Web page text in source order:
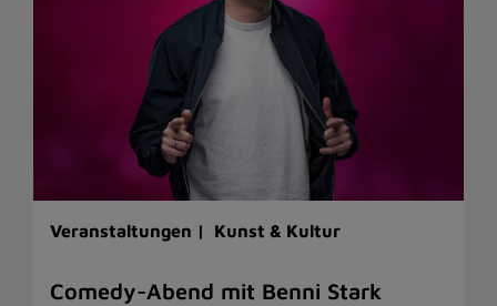
Veranstaltungen | Kunst & Kultur
Comedy-Abend mit Benni Stark